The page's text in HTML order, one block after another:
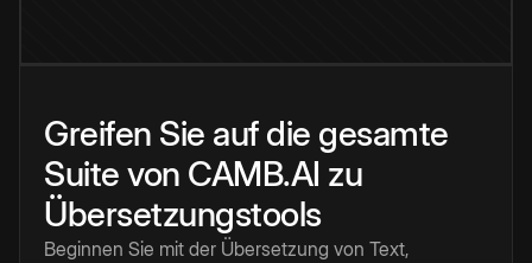
Greifen Sie auf die gesamte
Suite von CAMB.AI zu
Übersetzungstools
Beginnen Sie mit der Übersetzung von Text,